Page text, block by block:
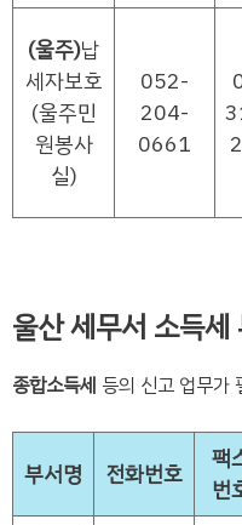
(울주)납
세자보호
(울주민
원봉사
실)
052-
204-
0661
울산 세무서 소득
종합소득세 등의 신고 업무가
부서명 전화번호
팩
번